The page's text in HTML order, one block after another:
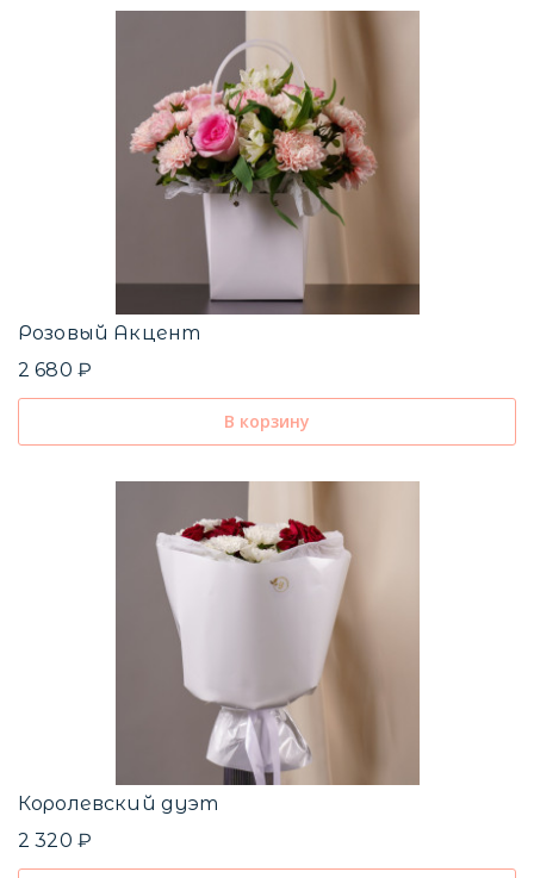
Розовый Акцент
2 680 ₽
В корзину
Королевский дуэт
2 320 ₽